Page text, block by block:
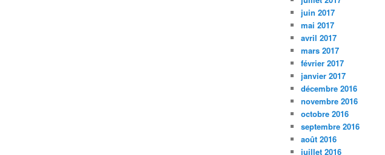
juin 2017
mai 2017
avril 2017
mars 2017
février 2017
janvier 2017
décembre 2016
novembre 2016
octobre 2016
septembre 2016
août 2016
juillet 2016